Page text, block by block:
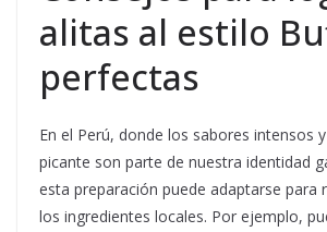
alitas al estilo
perfectas
En el Perú, donde los sabores intensos
picante son parte de nuestra identidad
esta preparación puede adaptarse para
los ingredientes locales. Por ejemplo,